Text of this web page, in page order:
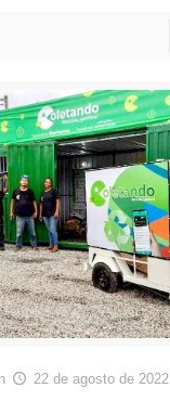
22 de agosto de 2022